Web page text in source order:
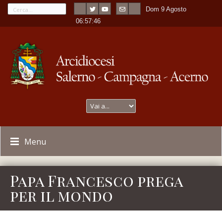
Dom 9 Agosto
-06:57:46
Menu
Papa Francesco prega
per il mondo